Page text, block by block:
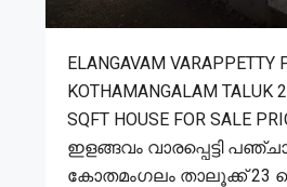
ELANGAVAM VARAPPETTY
KOTHAMANGALAM TALUK
SQFT HOUSE FOR SALE
ഇളങ്ങവം വാരപ്പെട്ടി
കോതമംഗലം താലൂക്ക് 23